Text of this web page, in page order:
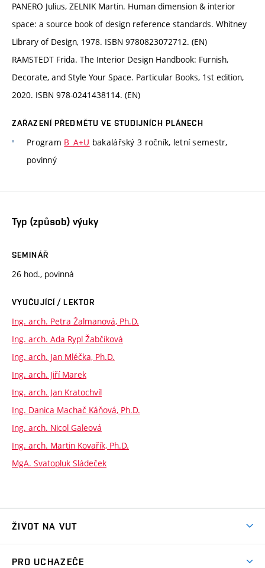
PANERO Julius, ZELNIK Martin. Human dimension & interior
space: a source book of design reference standards. Whitney
Library of Design, 1978. ISBN 9780823072712. (EN)
RAMSTEDT Frida. The Interior Design Handbook: Furnish,
Decorate, and Style Your Space. Particular Books, 1st edition,
2020. ISBN‎ 978-0241438114. (EN)
ZAŘAZENÍ PŘEDMĚTU VE STUDIJNÍCH PLÁNECH
Program B_A+U bakalářský 3 ročník, letní semestr,
povinný
Typ (způsob) výuky
SEMINÁŘ
26 hod., povinná
VYUČUJÍCÍ / LEKTOR
Ing. arch. Petra Žalmanová, Ph.D.
Ing. arch. Ada Rypl Žabčíková
Ing. arch. Jan Mléčka, Ph.D.
Ing. arch. Jiří Marek
Ing. arch. Jan Kratochvíl
Ing. Danica Machač Káňová, Ph.D.
Ing. arch. Nicol Galeová
Ing. arch. Martin Kovařík, Ph.D.
MgA. Svatopluk Sládeček
ŽIVOT NA VUT
PRO UCHAZEČE